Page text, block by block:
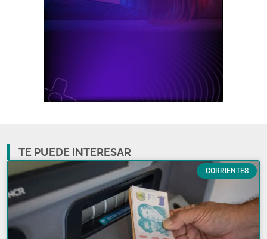
TE PUEDE INTERESAR
CORRIENTES